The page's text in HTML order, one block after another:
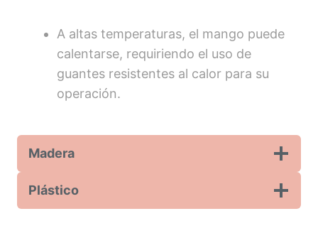
A altas temperaturas, el mango puede
calentarse, requiriendo el uso de
guantes resistentes al calor para su
operación.
Madera
Plástico